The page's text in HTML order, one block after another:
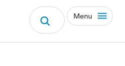
Menu